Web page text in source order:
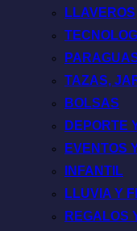
LLAVEROS
TAZAS,
BOLSAS
DEPORTE
EVENTOS
INFANTIL
LLUVIA Y
REGALOS